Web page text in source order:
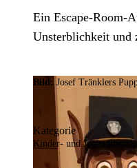
Ein Escape-Room-
Unsterblichkeit und
Bild:Josef Tränklers
Kategorie
Kinder- und Jugendtheater